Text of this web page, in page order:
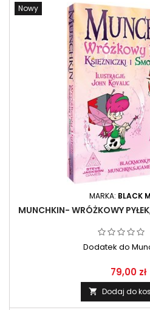
Nowy
MARKA: BLACK
MUNCHKIN- WRÓŻKOWY
Dodatek do
79,00 zł
 Dodaj do